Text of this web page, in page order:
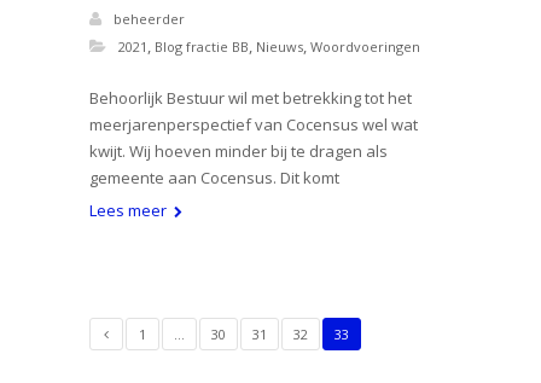
beheerder
2021 , Blog fractie BB, Nieuws, Woordvoeringen
Behoorlijk Bestuur wil met betrekking tot het
meerjarenperspectief van Cocensus wel wat
kwijt. Wij hoeven minder bij te dragen als
gemeente aan Cocensus. Dit komt
Lees meer
1 30 31 32 33